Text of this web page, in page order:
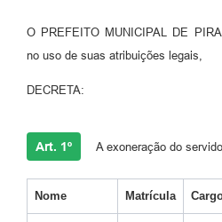
O PREFEITO MUNICIPAL DE
no uso de suas atribuições legais,
DECRETA:
Art. 1º A exoneração do
Nome Matrícula